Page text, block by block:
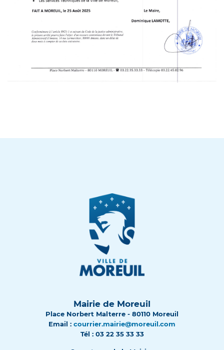
Mairie de Moreuil
Place Norbert Malterre - 80110 Moreuil
Email : courrier.mairie@moreuil.com
Tél : 03 22 35 33 33